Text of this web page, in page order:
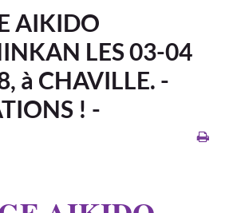
AIKIDO
LES 03-04
à CHAVILLE. -
! -